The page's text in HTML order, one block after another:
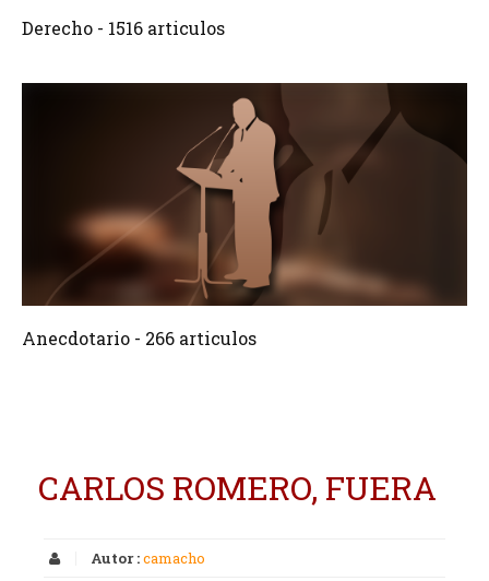
Derecho - 1516 articulos
Crear 266 Articulos
Anecdotario - 266 articulos
CARLOS ROMERO, FUERA
Autor :camacho